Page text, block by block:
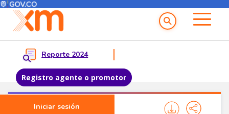
Pasar al contenido principal
Menú del Usuario
Reporte 2024
Registro agente o promotor
Iniciar sesión
Menu principal
Noticias Agentes